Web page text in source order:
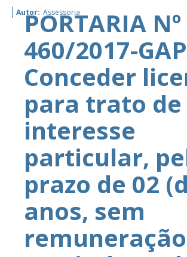
Autor: Assessoria
PORTARIA Nº
460/2017-
Conceder
para trato de
interesse
particular,
prazo de 02
anos, sem